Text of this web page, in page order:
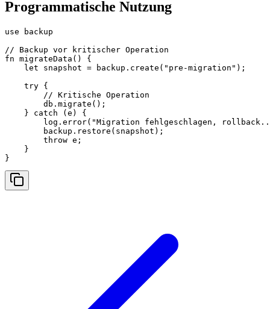
Programmatische Nutzung
use backup
// Backup vor kritischer Operation
fn migrateData() {
    let snapshot = backup.create("pre-migration");
    try {
        // Kritische Operation
        db.migrate();
    } catch (e) {
log.error("Migration fehlgeschlagen,
        backup.restore(snapshot);
        throw e;
    }
}